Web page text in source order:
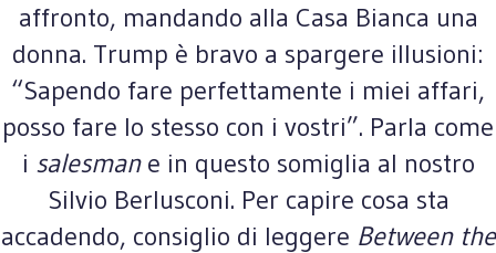
affronto, mandando alla Casa Bianca una
donna. Trump è bravo a spargere illusioni:
“Sapendo fare perfettamente i miei affari,
posso fare lo stesso con i vostri”. Parla come
i salesmane in questo somiglia al nostro
Silvio Berlusconi. Per capire cosa sta
accadendo, consiglio di leggere Between the